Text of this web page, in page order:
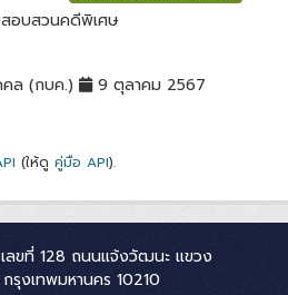
สอบสวนคดีพิเศษ
คล (กบค.) 9 ตุลาคม 2567
(ให้ดู คู่มือ API).
ขที่ 128 ถนนแจ้งวัฒนะ แขวง
งเทพมหานคร 10210